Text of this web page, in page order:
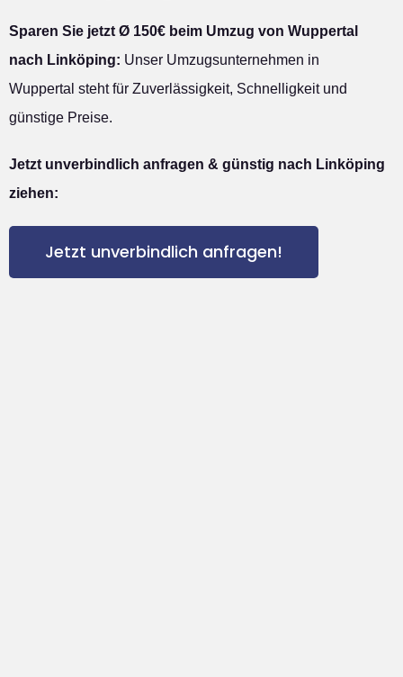
Sparen Sie jetzt Ø 150€ beim Umzug von Wuppertal
nach Linköping: Unser Umzugsunternehmen in
Wuppertal steht für Zuverlässigkeit, Schnelligkeit und
günstige Preise.
Jetzt unverbindlich anfragen & günstig nach Linköping
ziehen:
Jetzt unverbindlich anfragen!